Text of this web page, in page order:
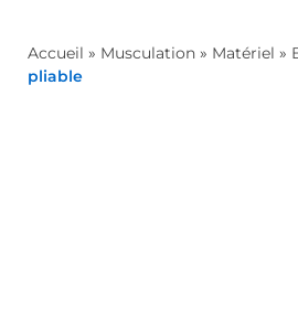
Accueil » Musculation » Matériel »
pliable